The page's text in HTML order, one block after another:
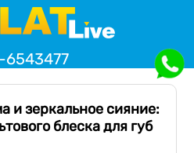
и зеркальное сияние:
блеска для губ